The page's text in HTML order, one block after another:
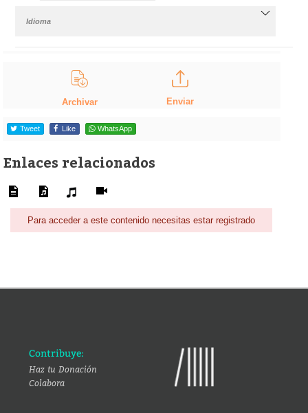
Idioma
Archivar Enviar
Tweet Like WhatsApp
Enlaces relacionados
Para acceder a este contenido necesitas estar registrado
Contribuye:
Haz tu Donación
Colabora